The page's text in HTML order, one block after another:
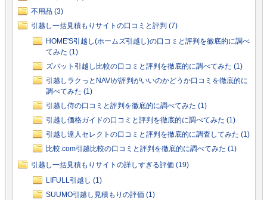
不用品 (3)
引越し一括見積もりサイトの口コミと評判 (7)
HOME'S引越し(ホームズ引越し)の口コミと評判を徹底的に調べ
てみた (1)
ズバット引越し比較の口コミと評判を徹底的に調べてみた (1)
引越しラクっとNAVIが評判がいいのかどうか口コミを徹底的に
調べてみた (1)
引越し侍の口コミと評判を徹底的に調べてみた (1)
引越し価格ガイドの口コミと評判を徹底的に調べてみた (1)
引越し達人セレクトの口コミと評判を徹底的に調査してみた (1)
比較.com引越比較の口コミと評判を徹底的に調べてみた (1)
引越し一括見積もりサイトの詳しすぎる評価 (19)
LIFULL引越し (1)
SUUMO引越し見積もりの評価 (1)